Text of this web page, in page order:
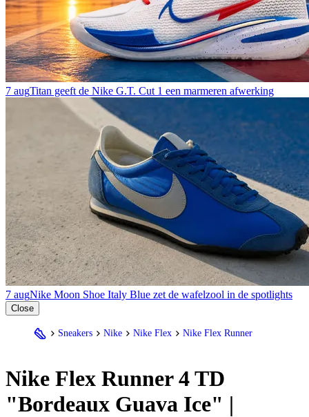
7 augTitan geeft de Nike G.T. Cut 1 een marmeren afwerking
7 augNike Moon Shoe Italy Blue zet de wafelzool in de spotlights
Close
Sneakers Nike Nike Flex Nike Flex Runner
Nike Flex Runner 4 TD
"Bordeaux Guava Ice" |